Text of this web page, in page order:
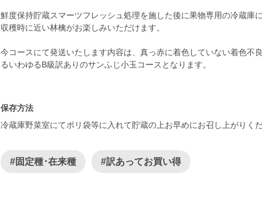
鮮度保持貯蔵スマーツフレッシュ処理を施した後に果物専用の冷蔵庫
収穫時に近い林檎がお楽しみいただけます。
今コースにて発送いたします内容は、真っ赤に着色していない着色不
るいわゆるB級訳ありのサンふじ小玉コースとなります。
保存方法
冷蔵庫野菜室にてポリ袋等に入れて貯蔵の上お早めにお召し上がりくだ
#固定種･在来種 #訳あってお買い得